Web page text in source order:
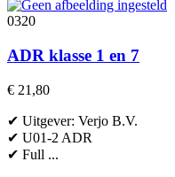
0320
ADR klasse 1 en 7
€ 21,80
✔ Uitgever: Verjo B.V.
✔ U01-2 ADR
✔ Full ...